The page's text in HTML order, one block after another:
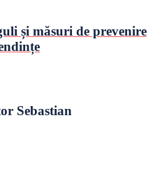
și măsuri de prevenire
Sebastian